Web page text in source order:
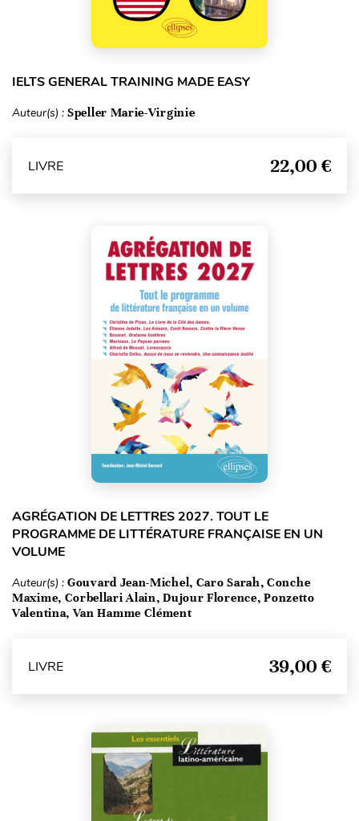
IELTS GENERAL TRAINING MADE EASY
Auteur(s) : Speller Marie-Virginie
LIVRE 22,00 €
AGRÉGATION DE LETTRES 2027. TOUT LE
PROGRAMME DE LITTÉRATURE FRANÇAISE EN UN
VOLUME
Auteur(s) : Gouvard Jean-Michel, Caro Sarah, Conche
Maxime, Corbellari Alain, Dujour Florence, Ponzetto
Valentina, Van Hamme Clément
LIVRE 39,00 €